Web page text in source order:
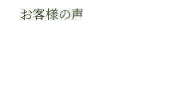
お客様の声